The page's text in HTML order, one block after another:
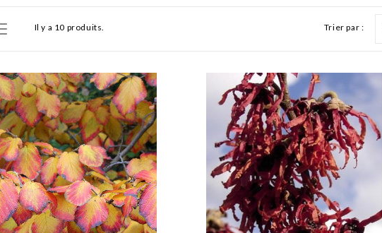
Il y a 10 produits. Trier par :